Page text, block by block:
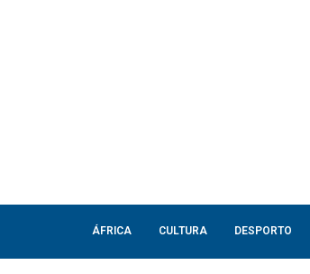
ÁFRICA CULTURA DESPORTO